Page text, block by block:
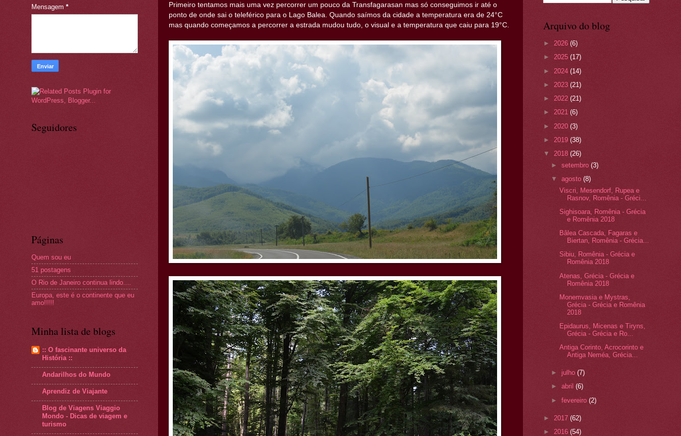
Primeiro tentamos mais uma vez percorrer um pouco da Transfagarasan mas só conseguimos ir até o
ponto de onde sai o teleférico para o Lago Balea. Quando saímos da cidade a temperatura era de 24°C
mas quando começamos a percorrer a estrada mudou tudo, o visual e a temperatura que caiu para 19°C.
Mensagem *
Seguidores
Páginas
Quem sou eu
51 postagens
O Rio de Janeiro continua lindo....
Europa, este é o continente que eu
amo!!!!!
Minha lista de blogs
:: O fascinante universo da
História ::
Andarilhos do Mundo
Aprendiz de Viajante
Blog de Viagens Viaggio
Mondo - Dicas de viagem e
turismo
Arquivo do blog
► 2026 (6)
► 2025 (17)
► 2024 (14)
► 2023 (21)
► 2022 (21)
► 2021 (6)
► 2020 (3)
► 2019 (38)
▼ 2018 (26)
►setembro(3)
▼agosto(8)
Viscri, Mesendorf, Rupea e
Rasnov, Romênia - Gréci...
Sighisoara, Romênia - Grécia
e Romênia 2018
Bâlea Cascada, Fagaras e
Biertan, Romênia - Grécia...
Sibiu, Romênia - Grécia e
Romênia 2018
Atenas, Grécia - Grécia e
Romênia 2018
Monemvasia e Mystras,
Grécia - Grécia e Romênia
2018
Epidaurus, Micenas e Tiryns,
Grécia - Grécia e Ro...
Antiga Corinto, Acrocorinto e
Antiga Neméa, Grécia...
► julho(7)
►abril(6)
►fevereiro(2)
► 2017 (62)
► 2016 (54)